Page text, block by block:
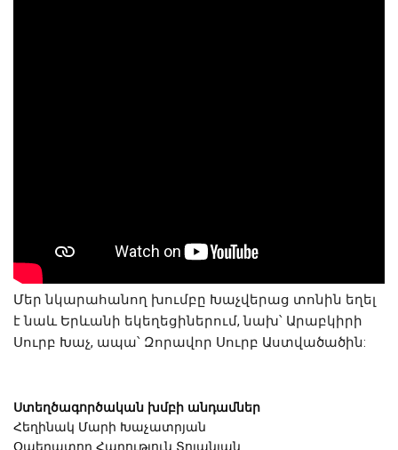
Մեր նկարահանող խումբը Խաչվերաց տոնին եղել
է նաև Երևանի եկեղեցիներում, նախ՝ Արաբկիրի
Սուրբ Խաչ, ապա՝ Զորավոր Սուրբ Աստվածածին:
Ստեղծագործական խմբի անդամներ
Հեղինակ Մարի Խաչատրյան
Օպերատոր Հարություն Տոլանյան